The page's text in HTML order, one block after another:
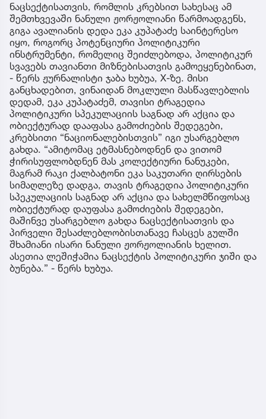
ნაცსექტისათვის, რომლის კრებსით სახესაც ამ
შემთხვევაში ნანული ჟორჟოლიანი წარმოადგენს,
გიგა ავალიანის დედა ეკა კუპატაძე საინტერესო
იყო, როგორც პოტენციური პოლიტიკური
ინსტრუმენტი, რომელიც შეიძლებოდა, პოლიტიკურ
სვავებს თავიანთი მიზნებისათვის გამოეყენებინათ,
- წერს ჟურნალისტი ჯაბა ხუბუა, X-ზე. მისი
განცხადებით, ვინაიდან მოკლული მასწავლებლის
დედამ, ეკა კუპატაძემ, თავისი ტრაგედია
პოლიტიკური სპეკულაციის საგნად არ აქცია და
ობიექტურად დააფასა გამოძიების შედეგები,
კრებსითი “ნაციონალებისთვის” იგი უსარგებლო
გახდა. “ამიტომაც ეტმასნებოდნენ და ვითომ
ჭირისუფლობდნენ მას კოლექტიური ნანუკები,
მაგრამ რაკი ქალბატონი ეკა საკუთარი ღირსების
სიმაღლეზე დადგა, თავის ტრაგედია პოლიტიკური
სპეკულაციის საგნად არ აქცია და სახელმწიფოსაც
ობიექტურად დაუფასა გამოძიების შედეგები,
მაშინვე უსარგებლო გახდა ნაცსექტისათვის და
პირველი შესაძლებლობისთანავე ჩასცეს გულში
შხამიანი ისარი ნანული ჟორჟოლიანის ხელით.
ასეთია ლეშიჭამია ნაცსექტის პოლიტიკური ჯიში და
ბუნება.” - წერს ხუბუა.